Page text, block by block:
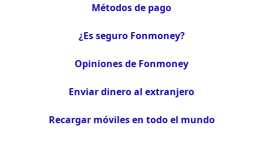
Métodos de pago
¿Es seguro Fonmoney?
Opiniones de Fonmoney
Enviar dinero al extranjero
Recargar móviles en todo el mundo